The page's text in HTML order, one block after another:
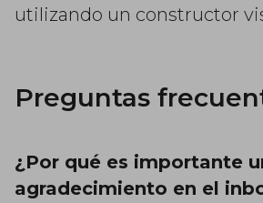
utilizando un constructor
Preguntas
¿Por qué es importante
agradecimiento en el